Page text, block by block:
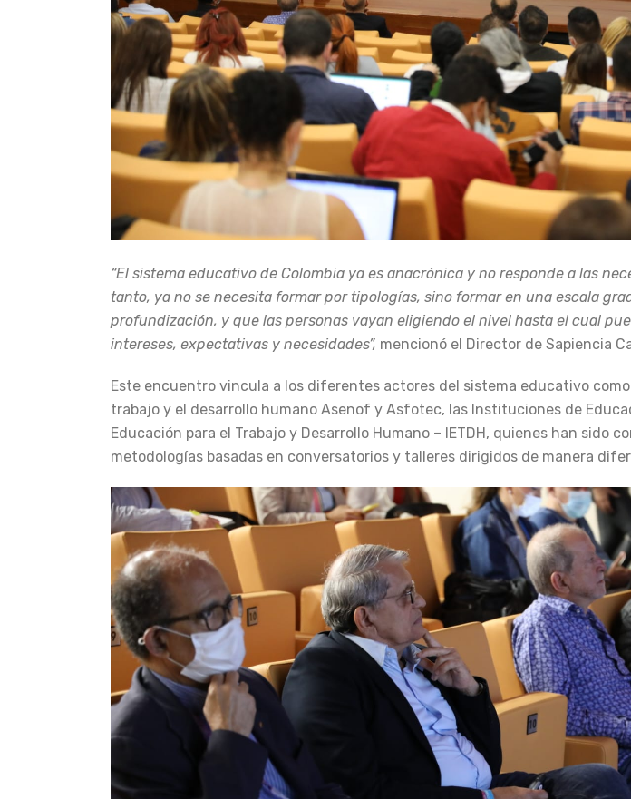
“El sistema educativo de Colombia ya es anacrónica y no responde a las
tanto, ya no se necesita formar por tipologías, sino formar en una escala
profundización, y que las personas vayan eligiendo el nivel hasta el cual
intereses, expectativas y necesidades”, mencionó el Director de Sapiencia
Este encuentro vincula a los diferentes actores del sistema educativo
trabajo y el desarrollo humano Asenof y Asfotec, las Instituciones de
Educación para el Trabajo y Desarrollo Humano – IETDH, quienes han sido
metodologías basadas en conversatorios y talleres dirigidos de manera